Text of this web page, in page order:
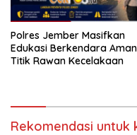
Polres Jember Masifkan
Edukasi Berkendara
Titik Rawan Kecelakaan
Rekomendasi untuk